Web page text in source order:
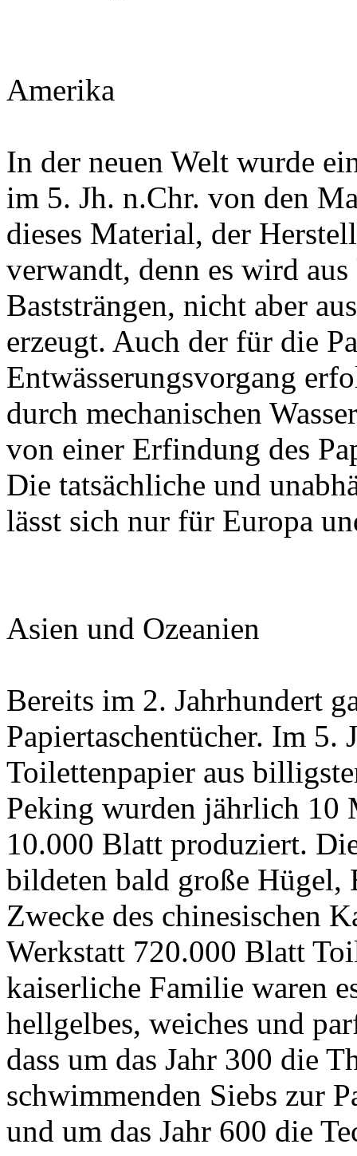
Amerika
In der neuen Welt wurde
im 5. Jh. n.Chr. von den
dieses Material, der
verwandt, denn es wird
Baststrängen, nicht aber
erzeugt. Auch der für die
Entwässerungsvorgang
durch mechanischen
von einer Erfindung des
Die tatsächliche und
lässt sich nur für Europa
Asien und Ozeanien
Bereits im 2. Jahrhundert
Papiertaschentücher. Im 5.
Toilettenpapier aus
Peking wurden jährlich 10
10.000 Blatt produziert.
bildeten bald große Hügel,
Zwecke des chinesischen
Werkstatt 720.000 Blatt
kaiserliche Familie waren
hellgelbes, weiches und
dass um das Jahr 300 die
schwimmenden Siebs zur
und um das Jahr 600 die